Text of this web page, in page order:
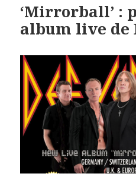
‘Mirrorball’ :
album live de